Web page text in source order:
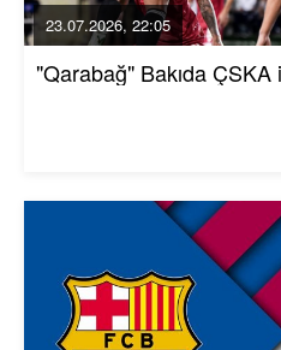
23.07.2026, 22:05
"Qarabağ" Bakıda